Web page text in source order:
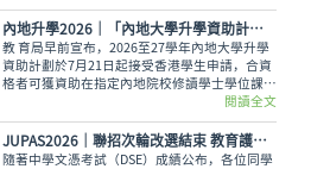
等科目。這種選科趨勢，可反映著甚麼現象呢？
內地升學2026｜「內地大學升學資助計劃」接受申請 9月21日截止
教 育局早前宣布，2026至27學年內地大學升學
資助計劃於7月21日起接受香港學生申請，合資
格者可獲資助在指定內地院校修讀學士學位課
閱讀全文
JUPAS2026｜聯招次輪改選結束 教育護理工商管理等傳統學科競爭激烈
隨著中學文憑考試（DSE）成績公布，各位同學